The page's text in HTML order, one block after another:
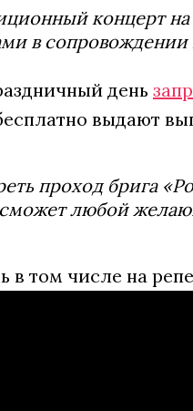
концерт
в
день
выдают
проход брига
любой
в том числе на